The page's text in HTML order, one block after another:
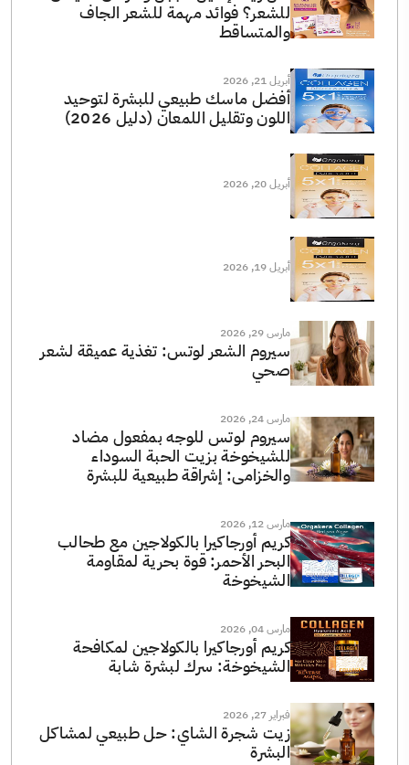
للشعر؟ فوائد مهمة للشعر الجاف
والمتساقط
أبريل 21, 2026
أفضل ماسك طبيعي للبشرة لتوحيد
اللون وتقليل اللمعان (دليل 2026)
أبريل 20, 2026
أبريل 19, 2026
مارس 29, 2026
سيروم الشعر لوتس: تغذية عميقة لشعر
صحي
مارس 24, 2026
سيروم لوتس للوجه بمفعول مضاد
للشيخوخة بزيت الحبة السوداء
والخزامى: إشراقة طبيعية للبشرة
مارس 12, 2026
كريم أورجاكيرا بالكولاجين مع طحالب
البحر الأحمر: قوة بحرية لمقاومة
الشيخوخة
مارس 04, 2026
كريم أورجاكيرا بالكولاجين لمكافحة
الشيخوخة: سرك لبشرة شابة
فبراير 27, 2026
زيت شجرة الشاي: حل طبيعي لمشاكل
البشرة